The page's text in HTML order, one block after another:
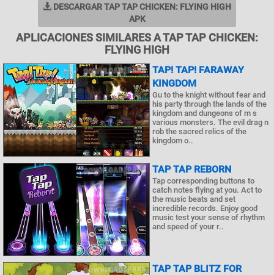
DESCARGAR TAP TAP CHICKEN: FLYING HIGH
APK
APLICACIONES SIMILARES A TAP TAP CHICKEN:
FLYING HIGH
TAP! TAP! FARAWAY
KINGDOM
Gu to the knight without fear and
his party through the lands of the
kingdom and dungeons of m s
various monsters. The evil drag n
rob the sacred relics of the
kingdom o..
TAP TAP REBORN
Tap corresponding buttons to
catch notes flying at you. Act to
the music beats and set
incredible records. Enjoy good
music test your sense of rhythm
and speed of your r..
TAP TAP BLITZ FOR